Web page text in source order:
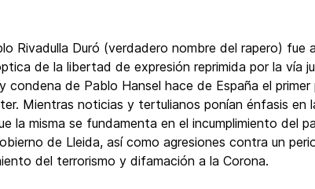
Rivadulla Duró (verdadero nombre del rapero) fue
de la libertad de expresión reprimida por la vía
condena de Pablo Hansel hace de España el
Mientras noticias y tertulianos ponían énfasis en
la misma se fundamenta en el incumplimiento del
de Lleida, así como agresiones contra un
del terrorismo y difamación a la Corona.